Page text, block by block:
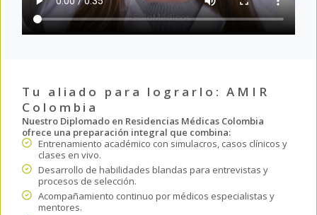
Tu aliado para lograrlo: AMIR
Colombia
Nuestro Diplomado en Residencias Médicas Colombia
ofrece una preparación integral que combina:
Entrenamiento académico con simulacros, casos clínicos y
clases en vivo.
Desarrollo de habilidades blandas para entrevistas y
procesos de selección.
Acompañamiento continuo por médicos especialistas y
mentores.